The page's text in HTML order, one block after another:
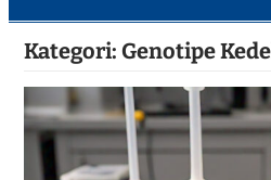
Kategori: Genotipe